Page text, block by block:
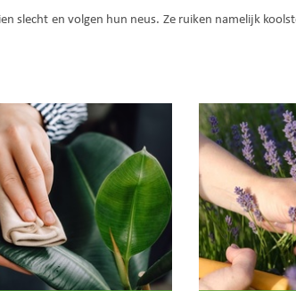
slecht en volgen hun neus. Ze ruiken namelijk